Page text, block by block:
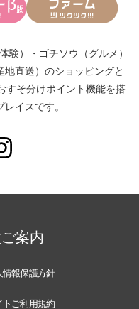
験） ・ ゴチソウ（グルメ）
直送） のショッピングと
すそ分けポイント機能を搭
イスです。
案内
情報保護方針
トご利用規約